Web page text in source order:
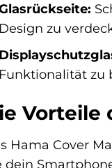
Design zu
Funktionalität zu
Vorteile
Hama Cover
dein